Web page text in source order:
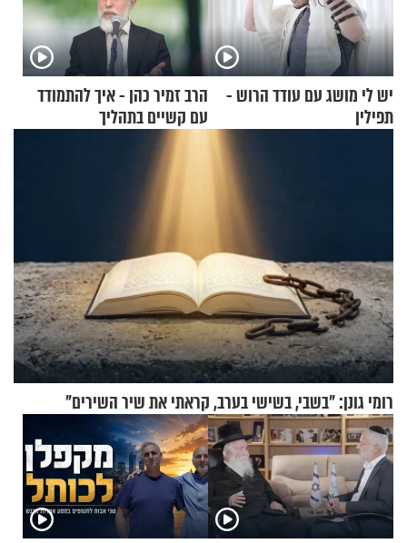
יש לי מושג עם עודד הרוש -
תפילין
הרב זמיר כהן - איך להתמודד
עם קשיים בתהליך
ההתחזקות?
רומי גונן: "בשבי, בשישי בערב, קראתי את שיר השירים"